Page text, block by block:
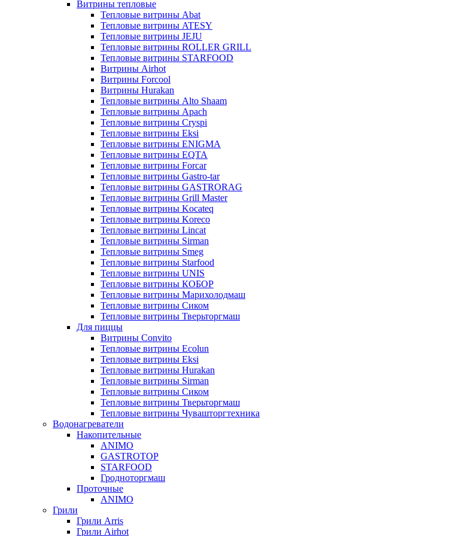
Витрины тепловые
Тепловые витрины Abat
Тепловые витрины ATESY
Тепловые витрины JEJU
Тепловые витрины ROLLER GRILL
Тепловые витрины STARFOOD
Витрины Airhot
Витрины Forcool
Витрины Hurakan
Тепловые витрины Alto Shaam
Тепловые витрины Apach
Тепловые витрины Cryspi
Тепловые витрины Eksi
Тепловые витрины ENIGMA
Тепловые витрины EQTA
Тепловые витрины Forcar
Тепловые витрины Gastro-tar
Тепловые витрины GASTRORAG
Тепловые витрины Grill Master
Тепловые витрины Kocateq
Тепловые витрины Koreco
Тепловые витрины Lincat
Тепловые витрины Sirman
Тепловые витрины Smeg
Тепловые витрины Starfood
Тепловые витрины UNIS
Тепловые витрины КОБОР
Тепловые витрины Марихолодмаш
Тепловые витрины Сиком
Тепловые витрины Тверьторгмаш
Для пиццы
Витрины Convito
Тепловые витрины Ecolun
Тепловые витрины Eksi
Тепловые витрины Hurakan
Тепловые витрины Sirman
Тепловые витрины Сиком
Тепловые витрины Тверьторгмаш
Тепловые витрины Чувашторгтехника
Водонагреватели
Накопительные
ANIMO
GASTROTOP
STARFOOD
Гродноторгмаш
Проточные
ANIMO
Грили
Грили Arris
Грили Airhot